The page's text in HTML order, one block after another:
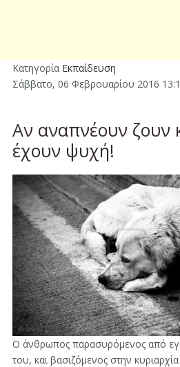
Κατηγορία Εκπαίδευση
Σάββατο, 06 Φεβρουαρίου 2016
Αν αναπνέουν ζουν
έχουν ψυχή!
Ο άνθρωπος παρασυρόμενος από
του, και βασιζόμενος στην